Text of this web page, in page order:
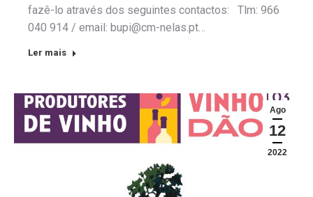
fazê-lo através dos seguintes contactos: Tlm: 966
040 914 / email: bupi@cm-nelas.pt…
Ler mais
Ago
12
2022